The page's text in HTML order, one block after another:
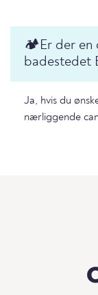
🏕️️Er der en
badestedet
Ja, hvis du
nærliggende